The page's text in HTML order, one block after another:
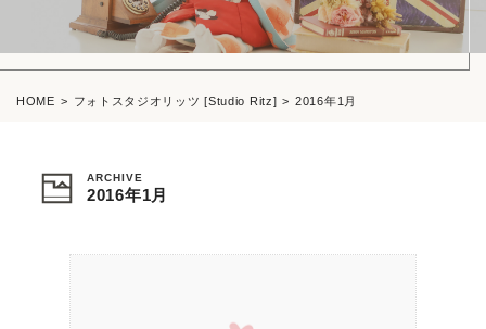
HOME フォトスタジオリッツ [Studio Ritz] 2016年1月
ARCHIVE
2016年1月